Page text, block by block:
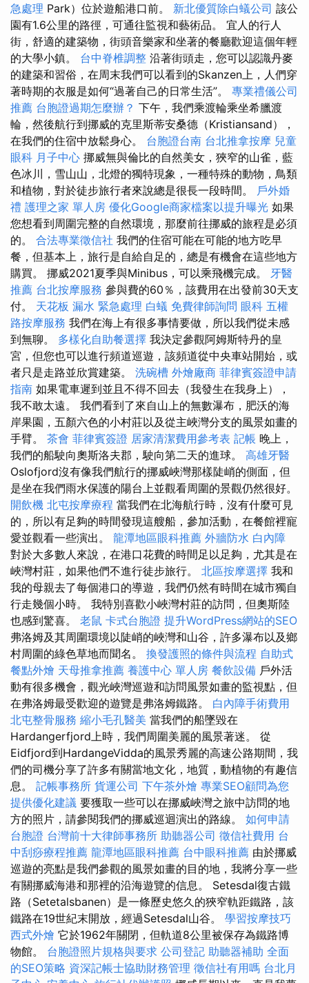
急處理 Park）位於遊船港口前。 新北優質除白蟻公司 該公
園有1.6公里的路徑，可通往監視和藝術品。 宜人的行人
街，舒適的建築物，街頭音樂家和坐著的餐廳歡迎這個年輕
的大學小鎮。 台中脊椎調整 沿著街頭走，您可以認識丹麥
的建築和習俗，在周末我們可以看到的Skanzen上，人們穿
著時期的衣服是如何“過著自己的日常生活”。 專業禮儀公司
推薦 台胞證過期怎麼辦？ 下午，我們乘渡輪乘坐希臘渡
輪，然後航行到挪威的克里斯蒂安桑德（Kristiansand），
在我們的住宿中放鬆身心。 台胞證台南 台北推拿按摩 兒童
眼科 月子中心 挪威無與倫比的自然美女，狹窄的山雀，藍
色冰川，雪山山，北燈的獨特現象，一種特殊的動物，鳥類
和植物，對於徒步旅行者來說總是很長一段時間。 戶外婚
禮 護理之家 單人房 優化Google商家檔案以提升曝光 如果
您想看到周圍完整的自然環境，那麼前往挪威的旅程是必須
的。 合法專業徵信社 我們的住宿可能在可能的地方吃早
餐，但基本上，旅行是自給自足的，總是有機會在這些地方
購買。 挪威2021夏季與Minibus，可以乘飛機完成。 牙醫
推薦 台北按摩服務 參與費的60％，該費用在出發前30天支
付。 天花板 漏水 緊急處理 白蟻 免費律師詢問 眼科 五權
路按摩服務 我們在海上有很多事情要做，所以我們從未感
到無聊。 多樣化自助餐選擇 我決定參觀阿姆斯特丹的皇
宮，但您也可以進行頻道巡遊，該頻道從中央車站開始，或
者只是走路並欣賞建築。 洗碗槽 外燴廠商 菲律賓簽證申請
指南 如果電車遲到並且不得不回去（我發生在我身上），
我不敢太遠。 我們看到了來自山上的無數瀑布，肥沃的海
岸果園，五顏六色的小村莊以及從主峽灣分支的風景如畫的
手臂。 茶會 菲律賓簽證 居家清潔費用參考表 記帳 晚上，
我們的船駛向奧斯洛夫郡，駛向第二天的進球。 高雄牙醫
Oslofjord沒有像我們航行的挪威峽灣那樣陡峭的側面，但
是坐在我們雨水保護的陽台上並觀看周圍的景觀仍然很好。
開飲機 北屯按摩療程 當我們在北海航行時，沒有什麼可見
的，所以有足夠的時間發現這艘船，參加活動，在餐館裡寵
愛並觀看一些演出。 龍潭地區眼科推薦 外牆防水 白內障
對於大多數人來說，在港口花費的時間足以足夠，尤其是在
峽灣村莊，如果他們不進行徒步旅行。 北區按摩選擇 我和
我的母親去了每個港口的導遊，我們仍然有時間在城市獨自
行走幾個小時。 我特別喜歡小峽灣村莊的訪問，但奧斯陸
也感到驚喜。 老鼠 卡式台胞證 提升WordPress網站的SEO
弗洛姆及其周圍環境以陡峭的峽灣和山谷，許多瀑布以及鄉
村周圍的綠色草地而聞名。 換發護照的條件與流程 自助式
餐點外燴 天母推拿推薦 養護中心 單人房 餐飲設備 戶外活
動有很多機會，觀光峽灣巡遊和訪問風景如畫的監視點，但
在弗洛姆最受歡迎的遊覽是弗洛姆鐵路。 白內障手術費用
北屯整骨服務 縮小毛孔醫美 當我們的船墜毀在
Hardangerfjord上時，我們周圍美麗的風景著迷。 從
Eidfjord到HardangeVidda的風景秀麗的高速公路期間，我
們的司機分享了許多有關當地文化，地質，動植物的有趣信
息。 記帳事務所 貨運公司 下午茶外燴 專業SEO顧問為您
提供優化建議 要獲取一些可以在挪威峽灣之旅中訪問的地
方的照片，請參閱我們的挪威巡迴演出的路線。 如何申請
台胞證 台灣前十大律師事務所 助聽器公司 徵信社費用 台
中刮痧療程推薦 龍潭地區眼科推薦 台中眼科推薦 由於挪威
巡遊的亮點是我們參觀的風景如畫的目的地，我將分享一些
有關挪威海港和那裡的沿海遊覽的信息。 Setesdal復古鐵
路（Setetalsbanen）是一條歷史悠久的狹窄軌距鐵路，該
鐵路在19世紀末開放，經過Setesdal山谷。 學習按摩技巧
西式外燴 它於1962年關閉，但軌道8公里被保存為鐵路博
物館。 台胞證照片規格與要求 公司登記 助聽器補助 全面
的SEO策略 資深記帳士協助財務管理 徵信社有用嗎 台北月